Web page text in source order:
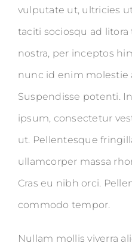
vulputate ut, ultricies
taciti sociosqu ad
nostra, per inceptos
nunc id enim molestie
Suspendisse potenti.
ipsum, consectetur
ut. Pellentesque
ullamcorper massa
Cras eu nibh orci.
commodo tempor.
Nullam mollis viverra